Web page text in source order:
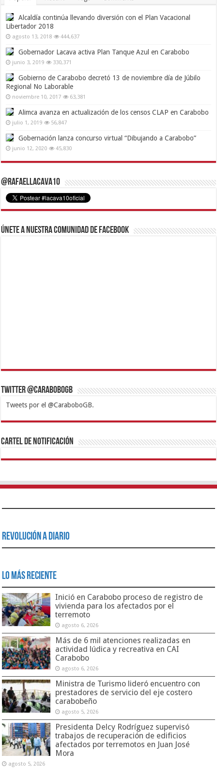
Alcaldía continúa llevando diversión con el Plan Vacacional
Libertador 2018
agosto 13, 2018 444,637
Gobernador Lacava activa Plan Tanque Azul en Carabobo
junio 3, 2019 330,371
Gobierno de Carabobo decretó 13 de noviembre día de Júbilo
Regional No Laborable
noviembre 10, 2017 63,381
Alimca avanza en actualización de los censos CLAP en Carabobo
julio 1, 2019 56,847
Gobernación lanza concurso virtual “Dibujando a Carabobo”
junio 12, 2020 45,830
@RafaelLacava10
Únete a nuestra comunidad de Facebook
Twitter @CaraboboGB
Tweets por el @CaraboboGB.
1xbetBetturkeyBetistKralbetSupertotobetTipobetMatadorbetMariobet
https://mvbcasino.com/
Cartel de Notificación
Revolución a Diario
Lo Más Reciente
Inició en Carabobo proceso de registro de
vivienda para los afectados por el
terremoto
agosto 6, 2026
Más de 6 mil atenciones realizadas en
actividad lúdica y recreativa en CAI
Carabobo
agosto 6, 2026
Ministra de Turismo lideró encuentro con
prestadores de servicio del eje costero
carabobeño
agosto 5, 2026
Presidenta Delcy Rodríguez supervisó
trabajos de recuperación de edificios
afectados por terremotos en Juan José
Mora
agosto 5, 2026